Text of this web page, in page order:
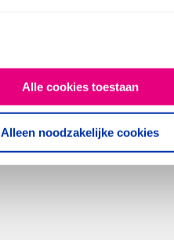
Alle cookies toestaan
Alleen noodzakelijke cookies